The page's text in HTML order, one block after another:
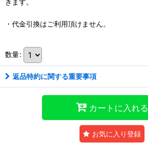
きます。
・代金引換はご利用頂けません。
数量:
返品特約に関する重要事項
カートに入れる
お気に入り登録